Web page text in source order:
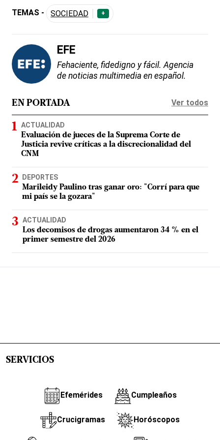
TEMAS - SOCIEDAD +
EFE
Fehaciente, fidedigno y fácil. Agencia
de noticias multimedia en español.
EN PORTADA Ver todos
ACTUALIDAD
Evaluación de jueces de la Suprema Corte de
Justicia revive críticas a la discrecionalidad del
CNM
DEPORTES
Marileidy Paulino tras ganar oro: "Corrí para que
mi país se la gozara"
ACTUALIDAD
Los decomisos de drogas aumentaron 34 % en el
primer semestre del 2026
SERVICIOS
Efemérides Cumpleaños
Crucigramas Horóscopos